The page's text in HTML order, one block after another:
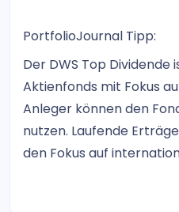
PortfolioJournal Tipp:
Der DWS Top
Aktienfonds mit Fokus
Anleger können den
nutzen. Laufende
den Fokus auf